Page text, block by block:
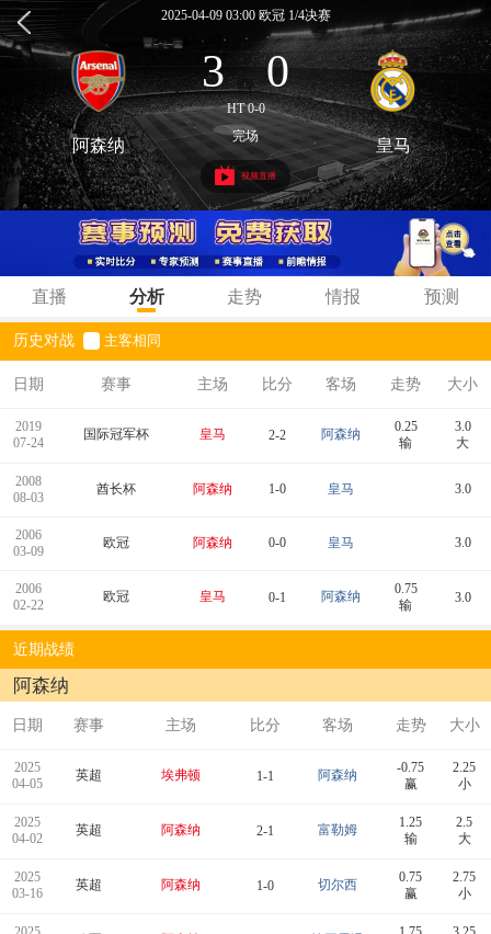
2025-04-09 03:00 欧冠 1/4决赛
3 : 0
HT 0-0
阿森纳 完场 皇马
视频直播
直播 分析 走势 情报 预测
历史对战 主客相同
日期 赛事 主场 比分 客场 走势 大小
2019
07-24
国际冠军杯 皇马 2-2 阿森纳
0.25
输
3.0
大
2008
08-03
酋长杯 阿森纳 1-0 皇马 3.0
2006
03-09
欧冠 阿森纳 0-0 皇马 3.0
2006
02-22
欧冠 皇马 0-1 阿森纳
0.75
输
3.0
近期战绩
阿森纳
日期 赛事 主场 比分 客场 走势 大小
2025
04-05
英超 埃弗顿 1-1 阿森纳
-0.75
赢
2.25
小
2025
04-02
英超 阿森纳 2-1 富勒姆
1.25
输
2.5
大
2025
03-16
英超 阿森纳 1-0 切尔西
0.75
赢
2.75
小